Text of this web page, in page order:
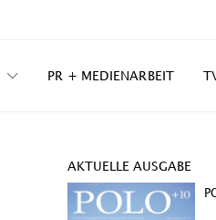
PR + MEDIENARBEIT
AKTUELLE AUSGABE